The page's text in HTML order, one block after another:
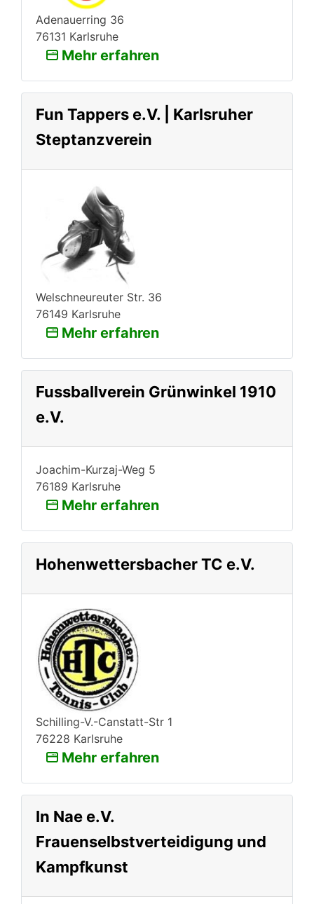
Adenauerring 36
76131 Karlsruhe
Mehr erfahren
Fun Tappers e.V. | Karlsruher
Steptanzverein
Welschneureuter Str. 36
76149 Karlsruhe
Mehr erfahren
Fussballverein Grünwinkel 1910
e.V.
Joachim-Kurzaj-Weg 5
76189 Karlsruhe
Mehr erfahren
Hohenwettersbacher TC e.V.
Schilling-V.-Canstatt-Str 1
76228 Karlsruhe
Mehr erfahren
In Nae e.V.
Frauenselbstverteidigung und
Kampfkunst